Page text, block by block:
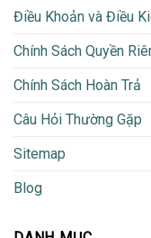
Điều Khoản và Điều
Chính Sách Quyền
Chính Sách Hoàn Trả
Câu Hỏi Thường Gặp
Sitemap
Blog